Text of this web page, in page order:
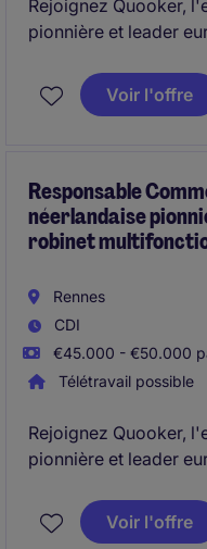
Rejoignez Quooker,
pionnière et leader
Avec une croissance
ajoutée.
En tant que
pour nos clients
Voir l'offre
Responsable
néerlandaise
robinet
Rennes
CDI
€45.000 - €50.000
Télétravail possible
Rejoignez Quooker,
pionnière et leader
Avec une croissance
Voir l'offre